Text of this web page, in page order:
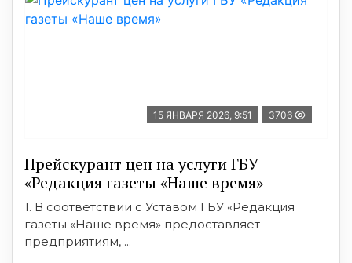
15 ЯНВАРЯ 2026, 9:51 3706
Прейскурант цен на услуги ГБУ
«Редакция газеты «Наше время»
1. В соответствии с Уставом ГБУ «Редакция
газеты «Наше время» предоставляет
предприятиям, ...